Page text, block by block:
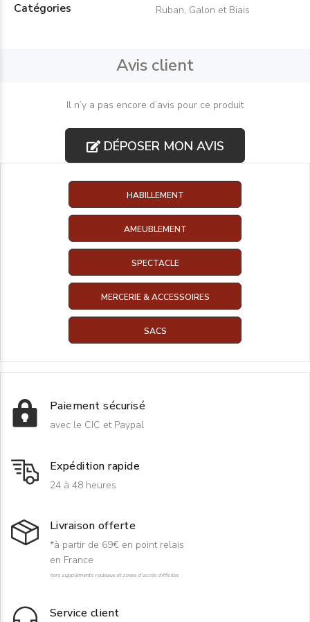
Catégories Ruban, Galon et Biais
Avis client
Il n’y a pas encore d’avis pour ce produit
DÉPOSER MON AVIS
HABILLEMENT
AMEUBLEMENT
SPECTACLE
MERCERIE & ACCESSOIRES
SACS
Paiement sécurisé
avec le CIC et Paypal
Expédition rapide
24 à 48 heures
Livraison offerte
*à partir de 69€ en point relais
en France
hors suppléments rouleaux et zones d'accès difficiles
Service client